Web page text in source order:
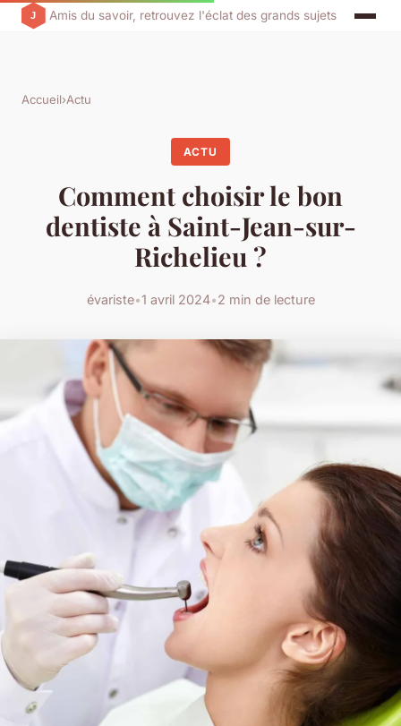
Amis du savoir, retrouvez l'éclat des grands sujets
Accueil›Actu
ACTU
Comment choisir le bon
dentiste à Saint-Jean-sur-
Richelieu ?
évariste•1 avril 2024•2 min de lecture